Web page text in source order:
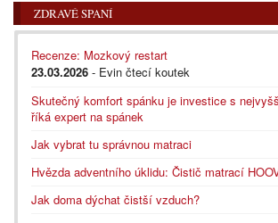
ZDRAVÉ SPANÍ
Recenze: Mozkový restart
23.03.2026 - Evin čtecí koutek
Skutečný komfort spánku je investice s
říká expert na spánek
Jak vybrat tu správnou matraci
Hvězda adventního úklidu: Čistič matrací
Jak doma dýchat čistší vzduch?